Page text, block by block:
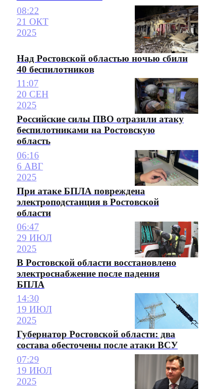
08:22
21 ОКТ
2025
Над Ростовской областью ночью сбили
40 беспилотников
11:07
20 СЕН
2025
Российские силы ПВО отразили атаку
беспилотниками на Ростовскую
область
06:16
6 АВГ
2025
При атаке БПЛА повреждена
электроподстанция в Ростовской
области
06:47
29 ИЮЛ
2025
В Ростовской области восстановлено
электроснабжение после падения
БПЛА
14:30
19 ИЮЛ
2025
Губернатор Ростовской области: два
состава обесточены после атаки ВСУ
07:29
19 ИЮЛ
2025